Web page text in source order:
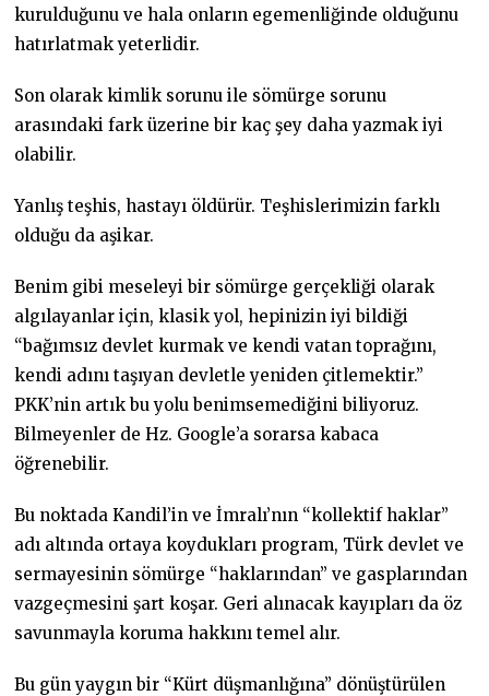
kurulduğunu ve hala onların egemenliğinde olduğunu
hatırlatmak yeterlidir.
Son olarak kimlik sorunu ile sömürge sorunu
arasındaki fark üzerine bir kaç şey daha yazmak iyi
olabilir.
Yanlış teşhis, hastayı öldürür. Teşhislerimizin farklı
olduğu da aşikar.
Benim gibi meseleyi bir sömürge gerçekliği olarak
algılayanlar için, klasik yol, hepinizin iyi bildiği
“bağımsız devlet kurmak ve kendi vatan toprağını,
kendi adını taşıyan devletle yeniden çitlemektir.”
PKK’nin artık bu yolu benimsemediğini biliyoruz.
Bilmeyenler de Hz. Google’a sorarsa kabaca
öğrenebilir.
Bu noktada Kandil’in ve İmralı’nın “kollektif haklar”
adı altında ortaya koydukları program, Türk devlet ve
sermayesinin sömürge “haklarından” ve gasplarından
vazgeçmesini şart koşar. Geri alınacak kayıpları da öz
savunmayla koruma hakkını temel alır.
Bu gün yaygın bir “Kürt düşmanlığına” dönüştürülen